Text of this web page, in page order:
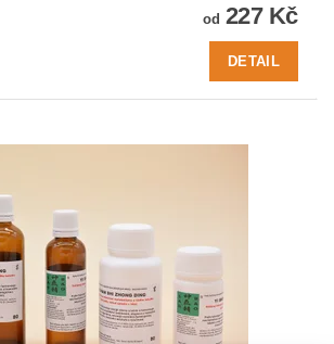
od 227 Kč
DETAIL